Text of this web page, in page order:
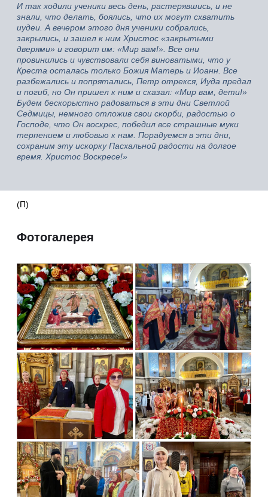
И так ходили ученики весь день, растерявшись, и не
знали, что делать, боялись, что их могут схватить
иудеи. А вечером этого дня ученики собрались,
закрылись, и зашел к ним Христос «закрытыми
дверями» и говорит им: «Мир вам!». Все они
провинились и чувствовали себя виноватыми, что у
Креста осталась только Божия Матерь и Иоанн. Все
разбежались и попрятались, Петр отрекся, Иуда предал
и погиб, но Он пришел к ним и сказал: «Мир вам, дети!»
Будем бескорыстно радоваться в эти дни Светлой
Седмицы, немного отложив свои скорби, радостью о
Господе, что Он воскрес, победил все страшные муки
терпением и любовью к нам. Порадуемся в эти дни,
сохраним эту искорку Пасхальной радости на долгое
время. Христос Воскресе!»
(П)
Фотогалерея